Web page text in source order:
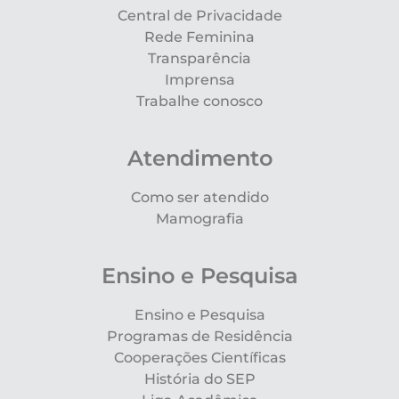
Central de Privacidade
Rede Feminina
Transparência
Imprensa
Trabalhe conosco
Atendimento
Como ser atendido
Mamografia
Ensino e Pesquisa
Ensino e Pesquisa
Programas de Residência
Cooperações Científicas
História do SEP